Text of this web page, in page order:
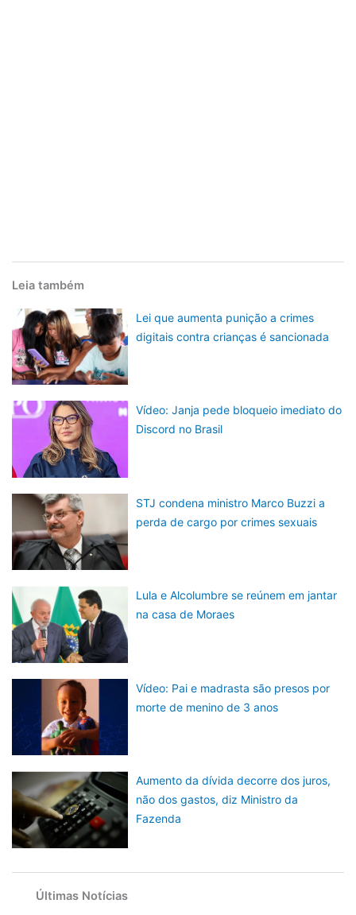
Leia também
Lei que aumenta punição a crimes
digitais contra crianças é sancionada
Vídeo: Janja pede bloqueio imediato do
Discord no Brasil
STJ condena ministro Marco Buzzi a
perda de cargo por crimes sexuais
Lula e Alcolumbre se reúnem em jantar
na casa de Moraes
Vídeo: Pai e madrasta são presos por
morte de menino de 3 anos
Aumento da dívida decorre dos juros,
não dos gastos, diz Ministro da
Fazenda
Últimas Notícias